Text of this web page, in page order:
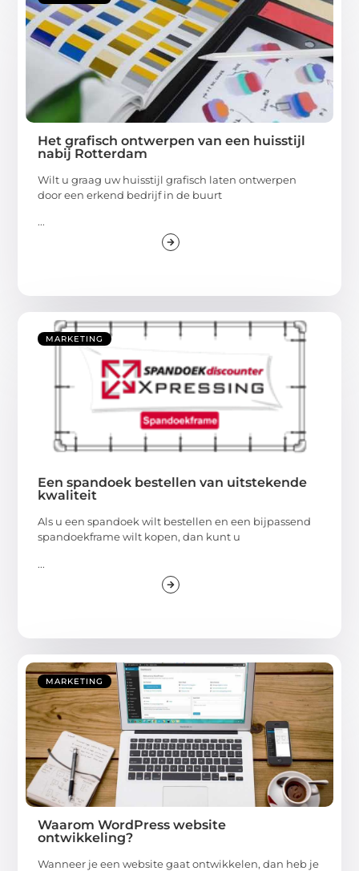
Het grafisch ontwerpen van een huisstijl
nabij Rotterdam
Wilt u graag uw huisstijl grafisch laten ontwerpen
door een erkend bedrijf in de buurt
...
MARKETING
Een spandoek bestellen van uitstekende
kwaliteit
Als u een spandoek wilt bestellen en een bijpassend
spandoekframe wilt kopen, dan kunt u
...
MARKETING
Waarom WordPress website
ontwikkeling?
Wanneer je een website gaat ontwikkelen, dan heb je